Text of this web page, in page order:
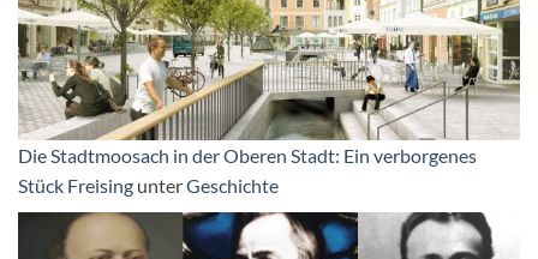
Die Stadtmoosach in der Oberen Stadt: Ein verborgenes
Stück Freising unterGeschichte